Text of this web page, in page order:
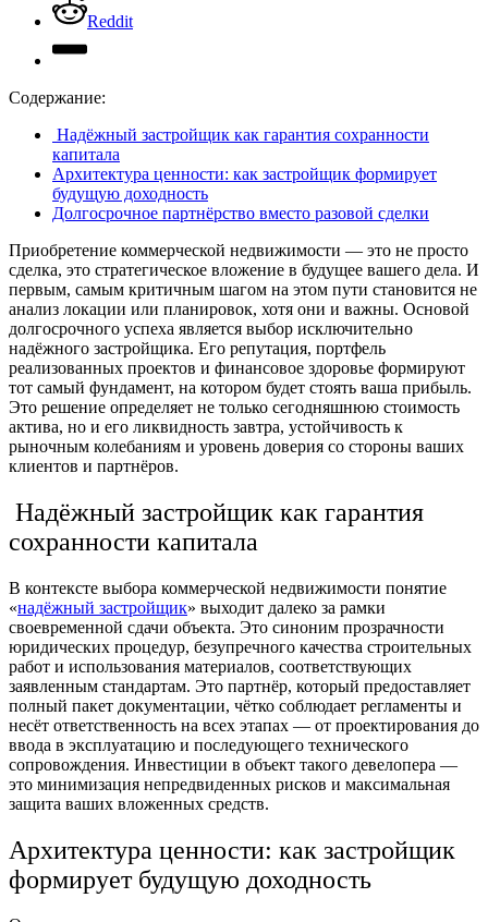
Reddit
Содержание:
Надёжный застройщик как гарантия сохранности
капитала
Архитектура ценности: как застройщик формирует
будущую доходность
Долгосрочное партнёрство вместо разовой сделки
Приобретение коммерческой недвижимости — это не просто
сделка, это стратегическое вложение в будущее вашего дела. И
первым, самым критичным шагом на этом пути становится не
анализ локации или планировок, хотя они и важны. Основой
долгосрочного успеха является выбор исключительно
надёжного застройщика. Его репутация, портфель
реализованных проектов и финансовое здоровье формируют
тот самый фундамент, на котором будет стоять ваша прибыль.
Это решение определяет не только сегодняшнюю стоимость
актива, но и его ликвидность завтра, устойчивость к
рыночным колебаниям и уровень доверия со стороны ваших
клиентов и партнёров.
Надёжный застройщик как гарантия
сохранности капитала
В контексте выбора коммерческой недвижимости понятие
«надёжный застройщик» выходит далеко за рамки
своевременной сдачи объекта. Это синоним прозрачности
юридических процедур, безупречного качества строительных
работ и использования материалов, соответствующих
заявленным стандартам. Это партнёр, который предоставляет
полный пакет документации, чётко соблюдает регламенты и
несёт ответственность на всех этапах — от проектирования до
ввода в эксплуатацию и последующего технического
сопровождения. Инвестиции в объект такого девелопера —
это минимизация непредвиденных рисков и максимальная
защита ваших вложенных средств.
Архитектура ценности: как застройщик
формирует будущую доходность